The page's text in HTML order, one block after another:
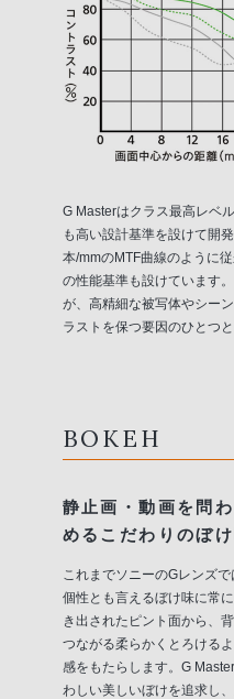
G Masterはクラス最高レベ
も高い設計基準を設けて開
本/mmのMTF曲線のように
の性能基準も設けています
が、高精細な被写体やシー
ラストを保つ要因のひとつと
BOKEH
静止画・動画を問
めるこだわりのぼ
これまでソニーのGレンズ
個性とも言えるぼけ味に常
き出されたピント面から、
つながる柔らかくとろける
感をもたらします。G
わしい美しいぼけを追求し